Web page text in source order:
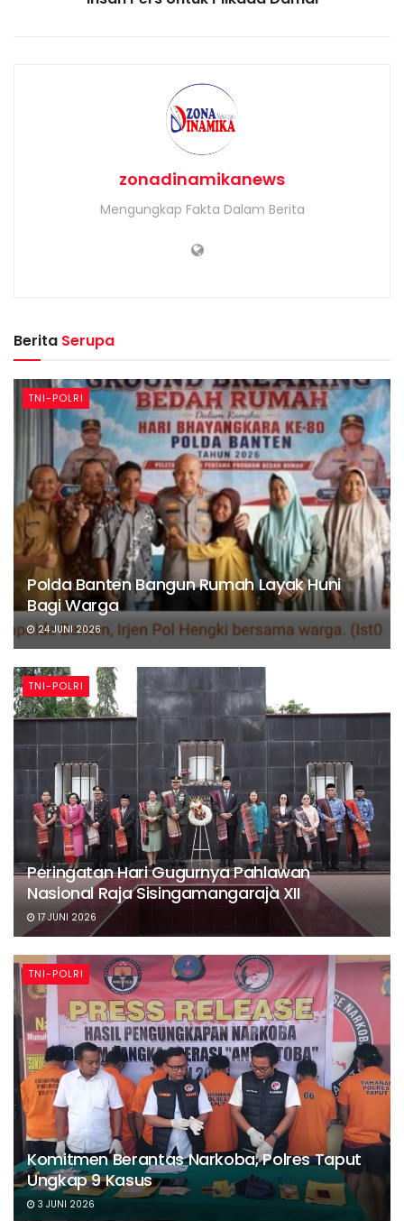
zonadinamikanews
Mengungkap Fakta Dalam Berita
Berita Serupa
TNI-POLRI
Polda Banten Bangun Rumah Layak Huni
Bagi Warga
24 JUNI 2026
TNI-POLRI
Peringatan Hari Gugurnya Pahlawan
Nasional Raja Sisingamangaraja XII
17 JUNI 2026
TNI-POLRI
Komitmen Berantas Narkoba, Polres Taput
Ungkap 9 Kasus
3 JUNI 2026